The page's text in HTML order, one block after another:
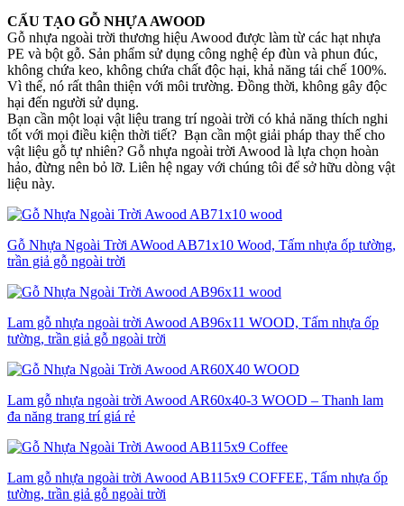
CẤU TẠO GỖ NHỰA AWOOD
Gỗ nhựa ngoài trời thương hiệu Awood được làm từ các hạt nhựa
PE và bột gỗ. Sản phẩm sử dụng công nghệ ép đùn và phun đúc,
không chứa keo, không chứa chất độc hại, khả năng tái chế 100%.
Vì thế, nó rất thân thiện với môi trường. Đồng thời, không gây độc
hại đến người sử dụng.
Bạn cần một loại vật liệu trang trí ngoài trời có khả năng thích nghi
tốt với mọi điều kiện thời tiết? Bạn cần một giải pháp thay thế cho
vật liệu gỗ tự nhiên? Gỗ nhựa ngoài trời Awood là lựa chọn hoàn
hảo, đừng nên bỏ lỡ. Liên hệ ngay với chúng tôi để sở hữu dòng vật
liệu này.
Gỗ Nhựa Ngoài Trời AWood AB71x10 Wood, Tấm nhựa ốp tường,
trần giả gỗ ngoài trời
Lam gỗ nhựa ngoài trời Awood AB96x11 WOOD, Tấm nhựa ốp
tường, trần giả gỗ ngoài trời
Lam gỗ nhựa ngoài trời Awood AR60x40-3 WOOD – Thanh lam
đa năng trang trí giá rẻ
Lam gỗ nhựa ngoài trời Awood AB115x9 COFFEE, Tấm nhựa ốp
tường, trần giả gỗ ngoài trời